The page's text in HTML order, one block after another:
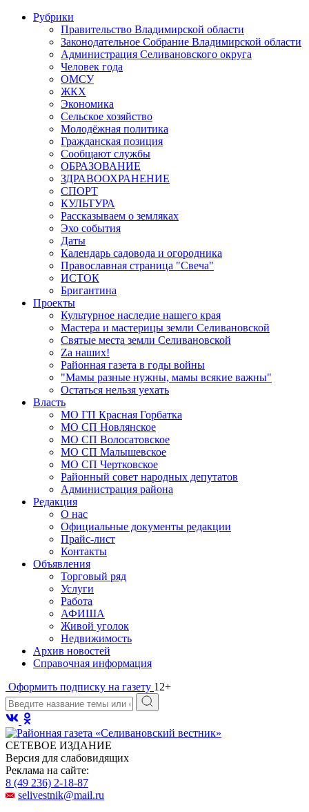
Рубрики
Правительство Владимирской области
Законодательное Собрание Владимирской области
Администрация Селивановского округа
Человек года
ОМСУ
ЖКХ
Экономика
Сельское хозяйство
Молодёжная политика
Гражданская позиция
Сообщают службы
ОБРАЗОВАНИЕ
ЗДРАВООХРАНЕНИЕ
СПОРТ
КУЛЬТУРА
Рассказываем о земляках
Эхо события
Даты
Календарь садовода и огородника
Православная страница "Свеча"
ИСТОК
Бригантина
Проекты
Культурное наследие нашего края
Мастера и мастерицы земли Селивановской
Святые места земли Селивановской
Zа наших!
Районная газета в годы войны
"Мамы разные нужны, мамы всякие важны"
Остаться нельзя уехать
Власть
МО ГП Красная Горбатка
МО СП Новлянское
МО СП Волосатовское
МО СП Малышевское
МО СП Чертковское
Районный совет народных депутатов
Администрация района
Редакция
О нас
Официальные документы редакции
Прайс-лист
Контакты
Объявления
Торговый ряд
Услуги
Работа
АФИША
Живой уголок
Недвижимость
Архив новостей
Справочная информация
Оформить подписку на газету 12+
СЕТЕВОЕ ИЗДАНИЕ
Версия для слабовидящих
Реклама на сайте:
8 (49 236) 2-18-87
selivestnik@mail.ru